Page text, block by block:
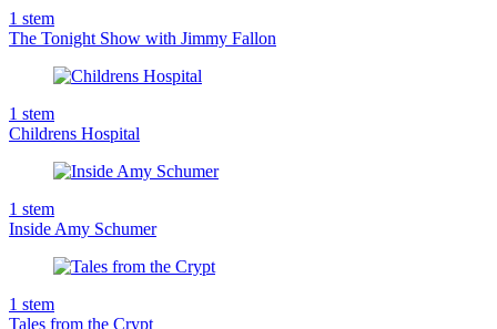
1 stem
The Tonight Show with Jimmy Fallon
1 stem
Childrens Hospital
1 stem
Inside Amy Schumer
1 stem
Tales from the Crypt